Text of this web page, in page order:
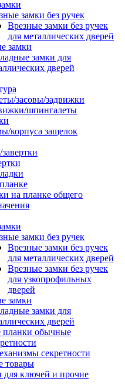
замки без ручек
Врезные замки без ручек
для металлических дверей
замки
замки для
дверей
засовы/задвижки
шпингалеты
корпуса защелок
на планке общего
замки без ручек
Врезные замки без ручек
для металлических дверей
Врезные замки без ручек
для узкопрофильных
дверей
замки
замки для
дверей
планки обычные
секретности
товары
для ключей и прочие